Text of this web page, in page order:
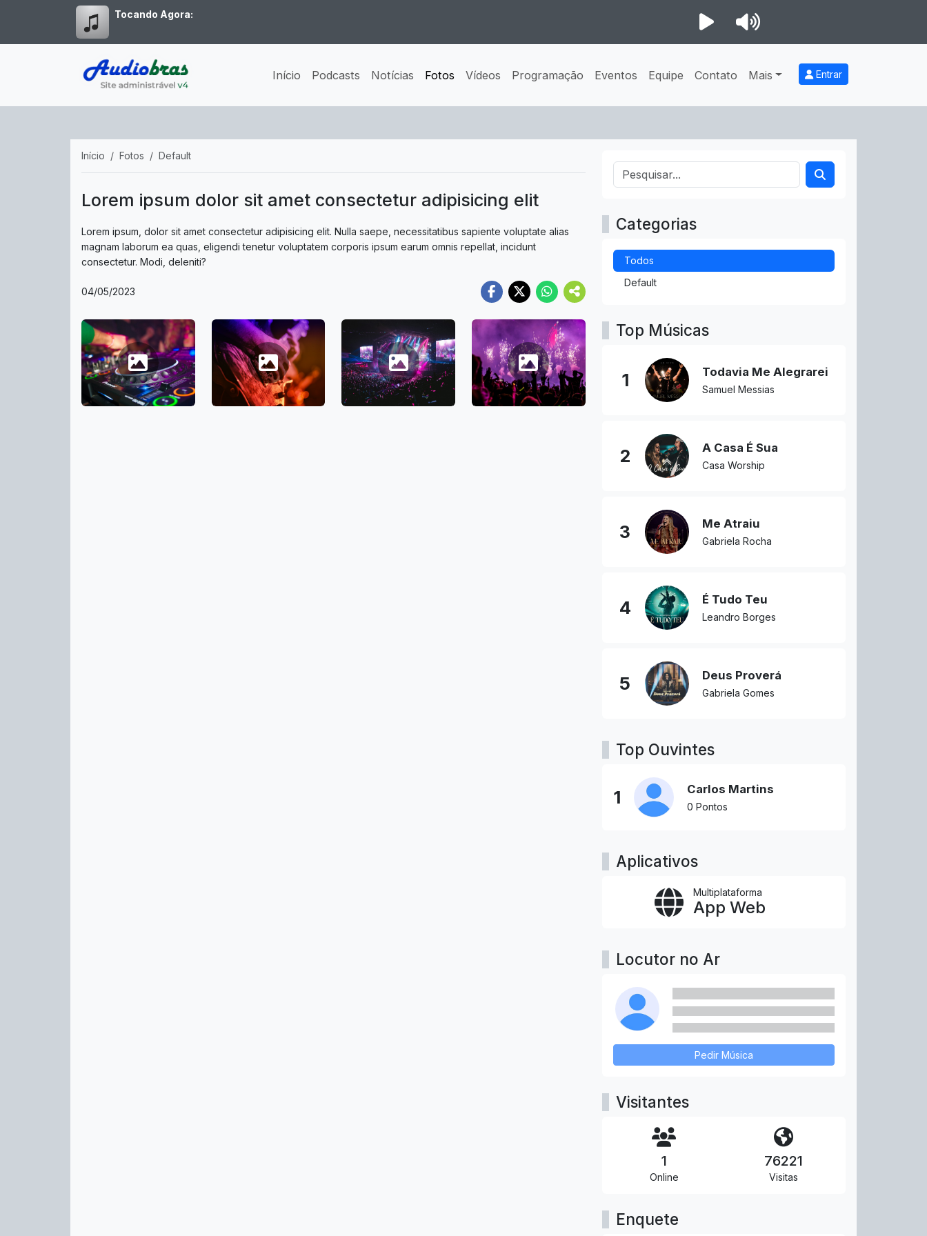
Tocando Agora:
Início Podcasts Notícias Fotos Vídeos Programação Eventos Equipe Contato Mais Entrar
Início Fotos Default
Lorem ipsum dolor sit amet consectetur adipisicing elit
Lorem ipsum, dolor sit amet consectetur adipisicing elit. Nulla saepe, necessitatibus sapiente voluptate alias
magnam laborum ea quas, eligendi tenetur voluptatem corporis ipsum earum omnis repellat, incidunt
consectetur. Modi, deleniti?
04/05/2023
Categorias
Todos
Default
Top Músicas
1 Todavia Me Alegrarei
Samuel Messias
2 A Casa É Sua
Casa Worship
3 Me Atraiu
Gabriela Rocha
4 É Tudo Teu
Leandro Borges
5 Deus Proverá
Gabriela Gomes
Top Ouvintes
1 Carlos Martins
0 Pontos
Aplicativos
Multiplataforma
App Web
Locutor no Ar
Pedir Música
Visitantes
1
Online
76221
Visitas
Enquete